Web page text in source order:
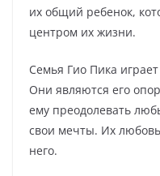
их общий ребенок,
центром их жизни.
Семья Гио Пика
Они являются его
ему преодолевать
свои мечты. Их
него.